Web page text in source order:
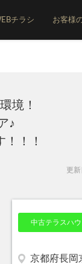
チラシ お客様
境！
♪
！！
更新
中古テラスハウ
京都府長岡